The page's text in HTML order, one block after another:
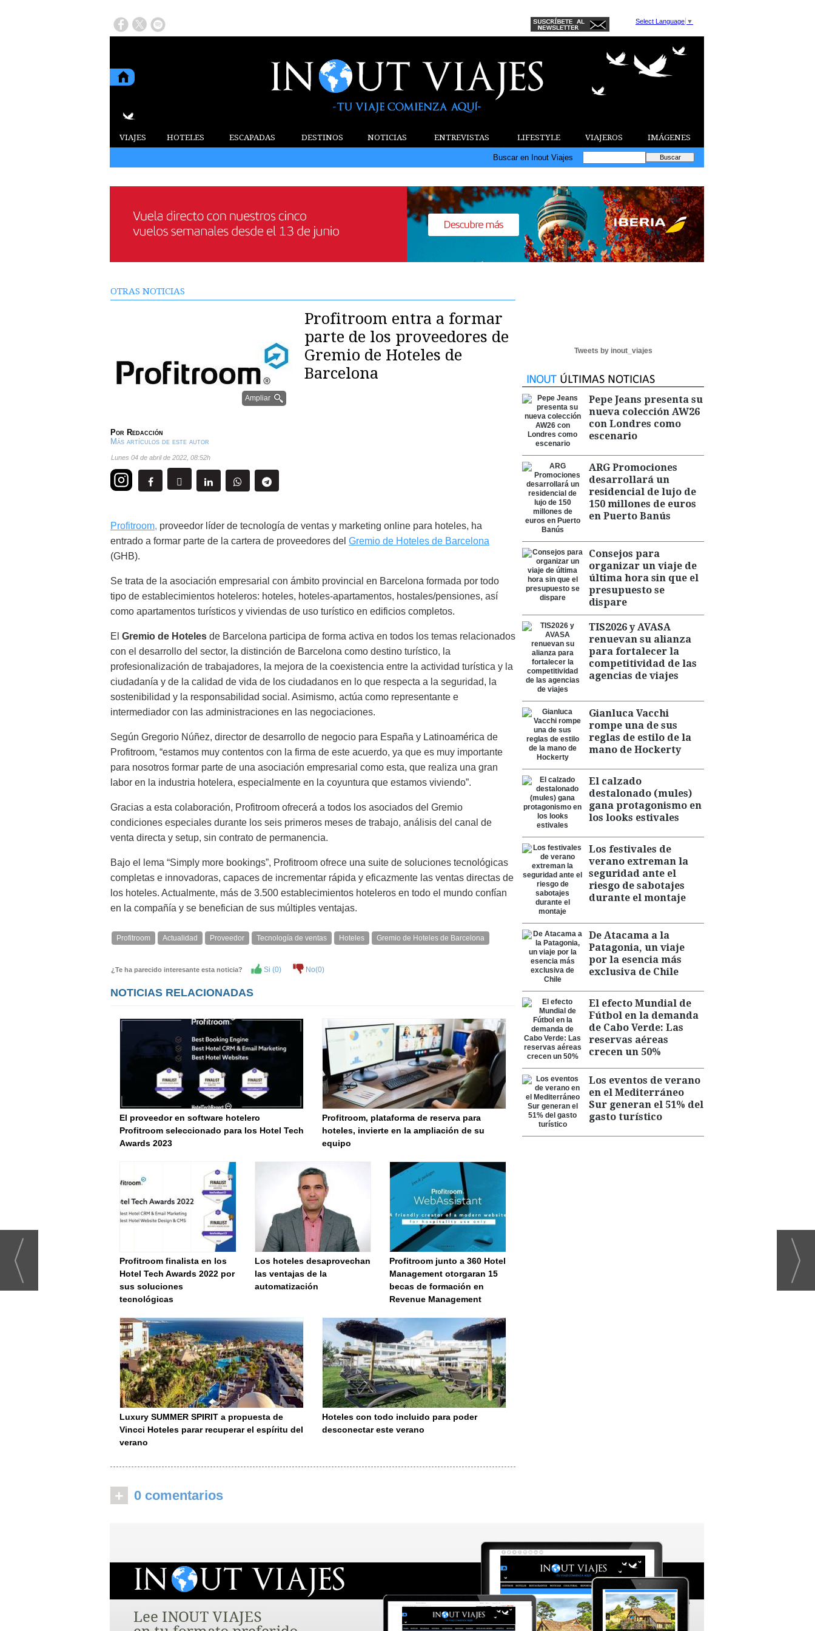
Select Language ▼
VIAJES HOTELES ESCAPADAS DESTINOS NOTICIAS ENTREVISTAS LIFESTYLE VIAJEROS IMÁGENES
Buscar en Inout Viajes
OTRAS NOTICIAS
Ampliar
Profitroom entra a formar
parte de los proveedores de
Gremio de Hoteles de
Barcelona
Por Redacción
Más artículos de este autor
lunes 04 de abril de 2022 08:52h
Profitroom, proveedor líder de tecnología de ventas y marketing online para hoteles, ha
entrado a formar parte de la cartera de proveedores del Gremio de Hoteles de Barcelona
(GHB).
Se trata de la asociación empresarial con ámbito provincial en Barcelona formada por todo
tipo de establecimientos hoteleros: hoteles, hoteles-apartamentos, hostales/pensiones, así
como apartamentos turísticos y viviendas de uso turístico en edificios completos.
El Gremio de Hoteles de Barcelona participa de forma activa en todos los temas relacionados
con el desarrollo del sector, la distinción de Barcelona como destino turístico, la
profesionalización de trabajadores, la mejora de la coexistencia entre la actividad turística y la
ciudadanía y de la calidad de vida de los ciudadanos en lo que respecta a la seguridad, la
sostenibilidad y la responsabilidad social. Asimismo, actúa como representante e
intermediador con las administraciones en las negociaciones.
Según Gregorio Núñez, director de desarrollo de negocio para España y Latinoamérica de
Profitroom, “estamos muy contentos con la firma de este acuerdo, ya que es muy importante
para nosotros formar parte de una asociación empresarial como esta, que realiza una gran
labor en la industria hotelera, especialmente en la coyuntura que estamos viviendo”.
Gracias a esta colaboración, Profitroom ofrecerá a todos los asociados del Gremio
condiciones especiales durante los seis primeros meses de trabajo, análisis del canal de
venta directa y setup, sin contrato de permanencia.
Bajo el lema “Simply more bookings”, Profitroom ofrece una suite de soluciones tecnológicas
completas e innovadoras, capaces de incrementar rápida y eficazmente las ventas directas de
los hoteles. Actualmente, más de 3.500 establecimientos hoteleros en todo el mundo confían
en la compañía y se benefician de sus múltiples ventajas.
Profitroom Actualidad Proveedor Tecnología de ventas Hoteles Gremio de Hoteles de Barcelona
¿Te ha parecido interesante esta noticia? Si (0) No(0)
NOTICIAS RELACIONADAS
El proveedor en software hotelero
Profitroom seleccionado para los Hotel Tech
Awards 2023
Profitroom, plataforma de reserva para
hoteles, invierte en la ampliación de su
equipo
Profitroom finalista en los
Hotel Tech Awards 2022 por
sus soluciones
tecnológicas
Los hoteles desaprovechan
las ventajas de la
automatización
Profitroom junto a 360 Hotel
Management otorgaran 15
becas de formación en
Revenue Management
Luxury SUMMER SPIRIT a propuesta de
Vincci Hoteles parar recuperar el espíritu del
verano
Hoteles con todo incluido para poder
desconectar este verano
+ 0 comentarios
Tweets by inout_viajes
Pepe Jeans presenta su
nueva colección AW26
con Londres como
escenario
ARG Promociones
desarrollará un
residencial de lujo de
150 millones de euros
en Puerto Banús
Consejos para
organizar un viaje de
última hora sin que el
presupuesto se
dispare
TIS2026 y AVASA
renuevan su alianza
para fortalecer la
competitividad de las
agencias de viajes
Gianluca Vacchi
rompe una de sus
reglas de estilo de la
mano de Hockerty
El calzado
destalonado (mules)
gana protagonismo en
los looks estivales
Los festivales de
verano extreman la
seguridad ante el
riesgo de sabotajes
durante el montaje
De Atacama a la
Patagonia, un viaje
por la esencia más
exclusiva de Chile
El efecto Mundial de
Fútbol en la demanda
de Cabo Verde: Las
reservas aéreas
crecen un 50%
Los eventos de verano
en el Mediterráneo
Sur generan el 51% del
gasto turístico